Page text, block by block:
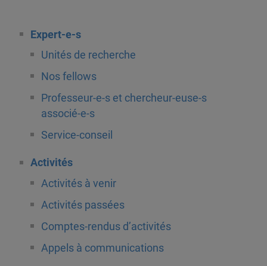
Expert-e-s
Unités de recherche
Nos fellows
Professeur-e-s et chercheur-euse-s
associé-e-s
Service-conseil
Activités
Activités à venir
Activités passées
Comptes-rendus d’activités
Appels à communications